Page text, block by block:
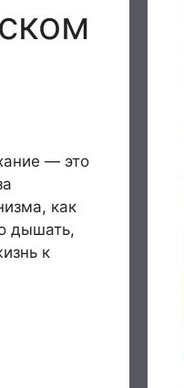
— это
как
дышать,
к